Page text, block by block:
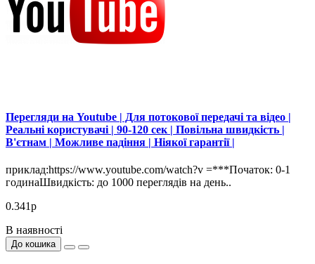
Перегляди на Youtube | Для потокової передачі та відео |
Реальні користувачі | 90-120 сек | Повільна швидкість |
В'єтнам | Можливе падіння | Ніякої гарантії |
приклад:https://www.youtube.com/watch?v =***Початок: 0-1
годинаШвидкість: до 1000 переглядів на день..
0.341р
В наявності
До кошика